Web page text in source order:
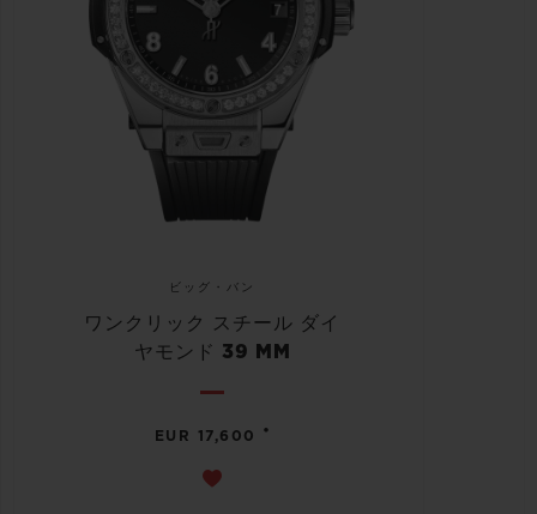
ビッグ・バン
ワンクリック スチール ダイ
ヤモンド 39 MM
EUR 17,600 •